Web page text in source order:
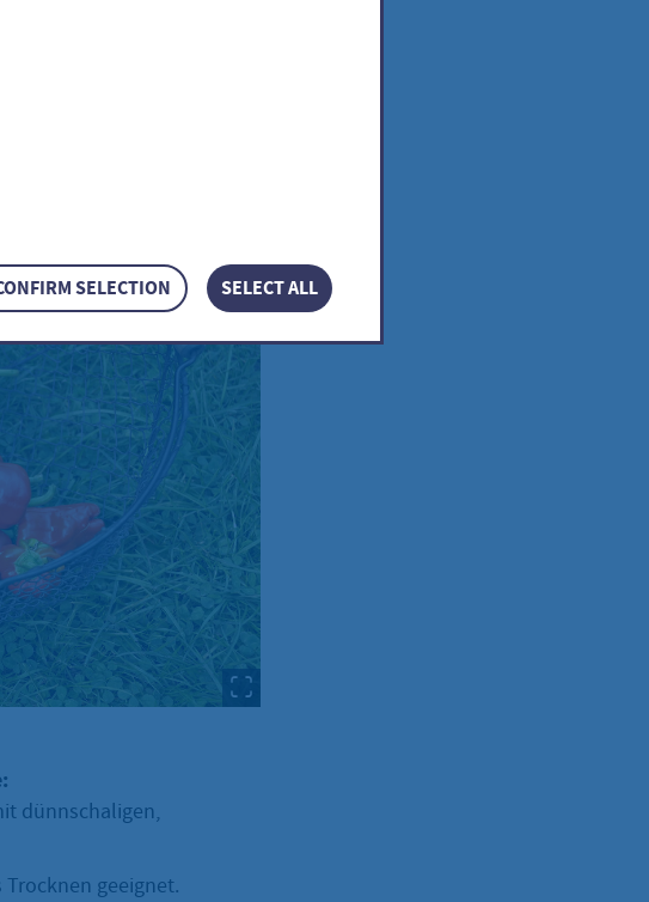
dünnschaligen,
geeignet.
SELECTION SELECT ALL